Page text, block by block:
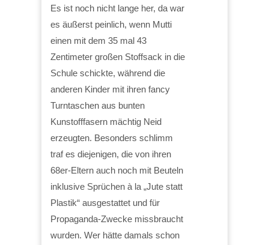
Es ist noch nicht lange her, da war
es äußerst peinlich, wenn Mutti
einen mit dem 35 mal 43
Zentimeter großen Stoffsack in die
Schule schickte, während die
anderen Kinder mit ihren fancy
Turntaschen aus bunten
Kunstofffasern mächtig Neid
erzeugten. Besonders schlimm
traf es diejenigen, die von ihren
68er-Eltern auch noch mit Beuteln
inklusive Sprüchen à la „Jute statt
Plastik“ ausgestattet und für
Propaganda-Zwecke missbraucht
wurden. Wer hätte damals schon